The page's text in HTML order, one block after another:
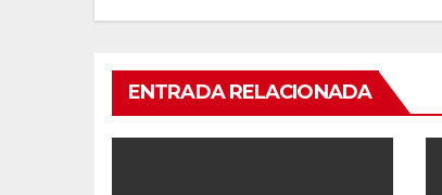
ENTRADA RELACIONADA